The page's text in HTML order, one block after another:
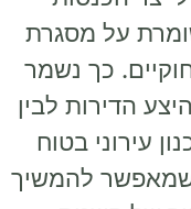
על מסגרת
כך נשמר
הדירות לבין
עירוני בטוח
שמאפשר להמשיך